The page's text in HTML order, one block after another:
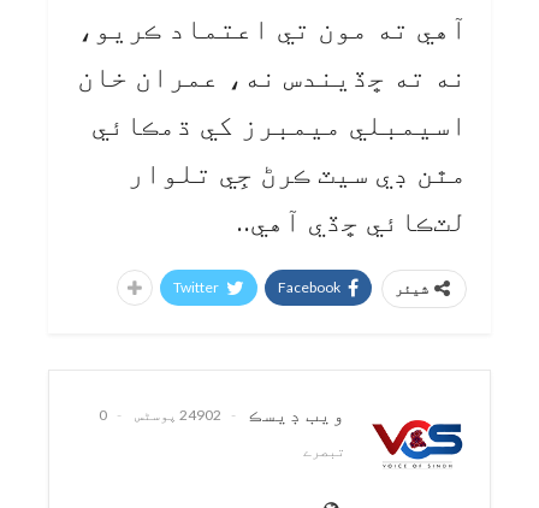
آهي ته مون تي اعتماد ڪريو،
نه ته ڇڏيندس نه، عمران خان
اسيمبلي ميمبرز کي ڌمڪائي
مٿن ڊي سيٽ ڪرڻ جِي تلوار
لٽڪائي ڇڏي آهي..
شیئر Facebook
Twitter
ويب ڊيسڪ 24902 پوسٹس
0
تبصرے